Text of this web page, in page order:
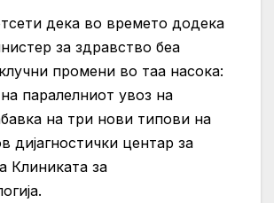
дека во времето додека
за здравство беа
промени во таа насока:
паралелниот увоз на
на три нови типови на
дијагностички центар за
Клиниката за